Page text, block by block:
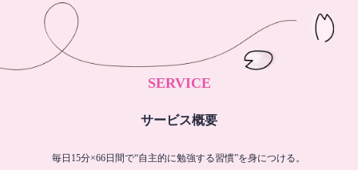
SERVICE
サービス概要
毎日15分×66日間で“自主的に勉強する習慣”を身につける。